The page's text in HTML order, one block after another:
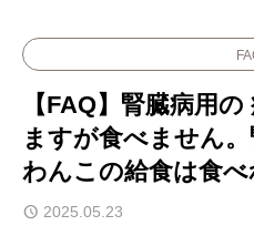
【FAQ】腎臓病用
ますが食べません
わんこの給食は食べ
2025.05.23